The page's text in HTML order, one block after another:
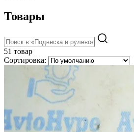
Товары
51 товар
Сортировка: